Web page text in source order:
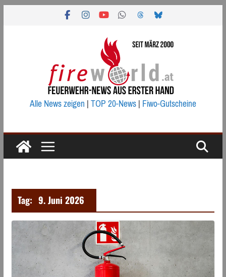
Alle News zeigen|TOP 20-News|Fiwo-Gutscheine
Tag: 9. Juni 2026